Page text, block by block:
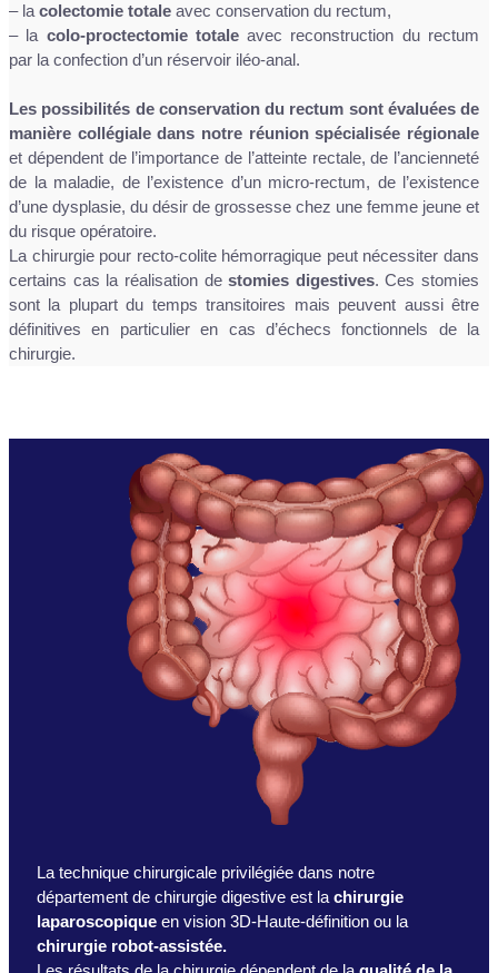
– la colectomie totale avec conservation du rectum,
– la colo-proctectomie totaleavec reconstruction du rectum
par la confection d’un réservoir iléo-anal.
Les possibilités de conservation du rectum sont évaluées de
manière collégiale dans notre réunion spécialisée régionale
et dépendent de l’importance de l’atteinte rectale, de l’ancienneté
de la maladie, de l’existence d’un micro-rectum, de l’existence
d’une dysplasie, du désir de grossesse chez une femme jeune et
du risque opératoire.
La chirurgie pour recto-colite hémorragique peut nécessiter dans
certains cas la réalisation destomies digestives. Ces stomies
sont la plupart du temps transitoires mais peuvent aussi être
définitives en particulier en cas d’échecs fonctionnels de la
chirurgie.
La technique chirurgicale privilégiée dans notre
département de chirurgie digestive est la chirurgie
laparoscopique en vision 3D-Haute-définition ou la
chirurgie robot-assistée.